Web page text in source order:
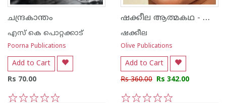
ചന്ദ്രകാന്തം
എസ്‌ കെ പൊറ്റക്കാട്‌
Poorna Publications
Add to Cart
Rs 70.00
ഷക്കീല ആത്മകഥ - ഷക്കീല
ഷക്കീല
Olive Publications
Add to Cart
Rs 360.00 Rs 342.00